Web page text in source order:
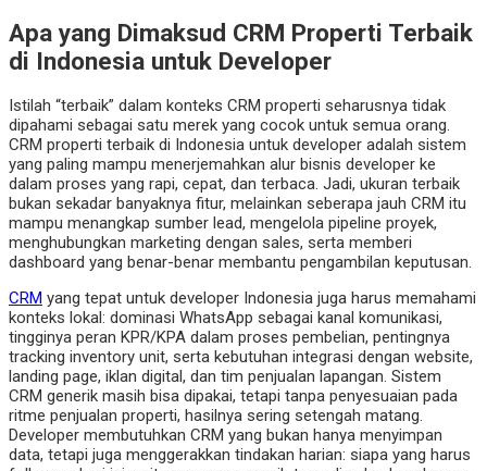
Apa yang Dimaksud CRM Properti Terbaik
di Indonesia untuk Developer
Istilah “terbaik” dalam konteks CRM properti seharusnya tidak
dipahami sebagai satu merek yang cocok untuk semua orang.
CRM properti terbaik di Indonesia untuk developer adalah sistem
yang paling mampu menerjemahkan alur bisnis developer ke
dalam proses yang rapi, cepat, dan terbaca. Jadi, ukuran terbaik
bukan sekadar banyaknya fitur, melainkan seberapa jauh CRM itu
mampu menangkap sumber lead, mengelola pipeline proyek,
menghubungkan marketing dengan sales, serta memberi
dashboard yang benar-benar membantu pengambilan keputusan.
CRM yang tepat untuk developer Indonesia juga harus memahami
konteks lokal: dominasi WhatsApp sebagai kanal komunikasi,
tingginya peran KPR/KPA dalam proses pembelian, pentingnya
tracking inventory unit, serta kebutuhan integrasi dengan website,
landing page, iklan digital, dan tim penjualan lapangan. Sistem
CRM generik masih bisa dipakai, tetapi tanpa penyesuaian pada
ritme penjualan properti, hasilnya sering setengah matang.
Developer membutuhkan CRM yang bukan hanya menyimpan
data, tetapi juga menggerakkan tindakan harian: siapa yang harus